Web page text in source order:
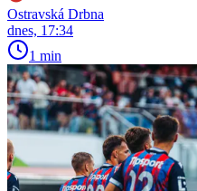
Ostravská Drbna
dnes, 17:34
1 min